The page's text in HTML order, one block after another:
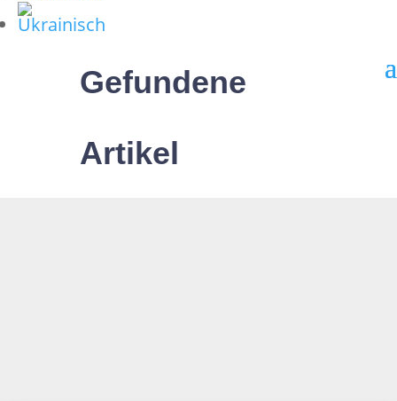
Gefundene
Artikel